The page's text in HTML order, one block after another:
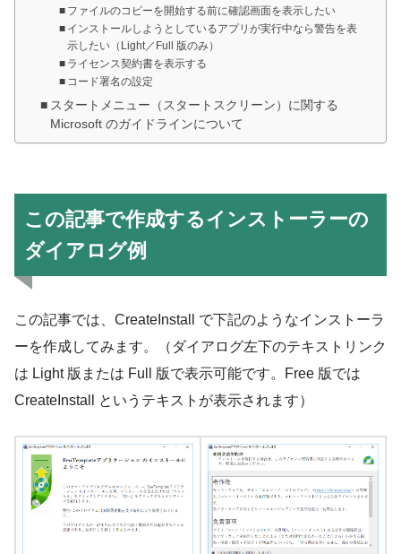
ファイルのコピーを開始する前に確認画面を表示したい
インストールしようとしているアプリが実行中なら警告を表
示したい（Light／Full 版のみ）
ライセンス契約書を表示する
コード署名の設定
スタートメニュー（スタートスクリーン）に関する
Microsoft のガイドラインについて
この記事で作成するインストーラーの
ダイアログ例
この記事では、CreateInstall で下記のようなインストーラ
ーを作成してみます。（ダイアログ左下のテキストリンク
は Light 版または Full 版で表示可能です。Free 版では
CreateInstall というテキストが表示されます）